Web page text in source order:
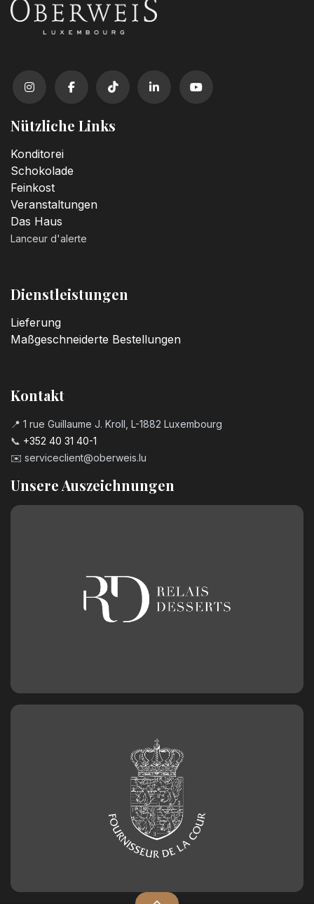
Nützliche Links
Konditorei
Schokolade
Feinkost
Veranstaltungen
Das Haus
Lanceur d'alerte
Dienstleistungen
Lieferung
Maßgeschneiderte Bestellungen
Kontakt
📍 1 rue Guillaume J. Kroll, L-1882 Luxembourg
📞 +352 40 31 40-1
✉️ serviceclient@oberweis.lu
Unsere Auszeichnungen